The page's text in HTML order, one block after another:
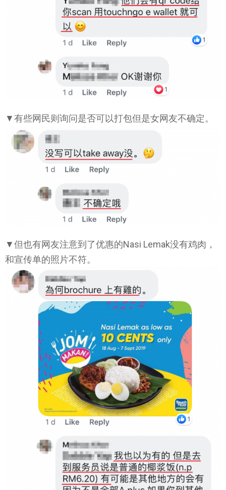
▼有些网民则询问是否可以打包但是女网友不确定。
▼但也有网友注意到了优惠的Nasi Lemak没有鸡肉，
和宣传单的照片不符。